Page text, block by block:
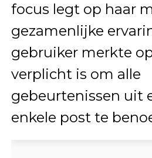
focus legt op haar
gezamenlijke
gebruiker merkte
verplicht is om alle
gebeurtenissen uit
enkele post te